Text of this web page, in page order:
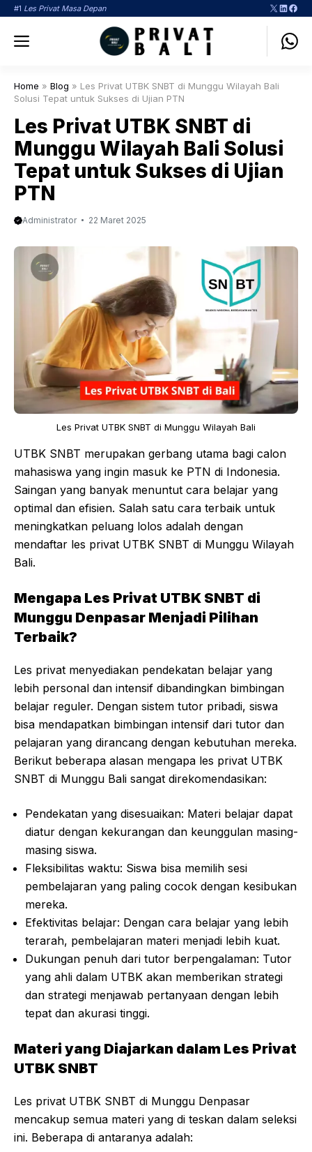
Langsung
#1 Les Privat Masa Depan X
Menu
Home » Blog » Les Privat UTBK SNBT di Munggu Wilayah Bali
Solusi Tepat untuk Sukses di Ujian PTN
Les Privat UTBK SNBT di
Munggu Wilayah Bali Solusi
Tepat untuk Sukses di Ujian
PTN
Administrator 22 Maret 2025
Les Privat UTBK SNBT di Munggu Wilayah Bali
UTBK SNBT merupakan gerbang utama bagi calon
mahasiswa yang ingin masuk ke PTN di Indonesia.
Saingan yang banyak menuntut cara belajar yang
optimal dan efisien. Salah satu cara terbaik untuk
meningkatkan peluang lolos adalah dengan
mendaftar les privat UTBK SNBT di Munggu Wilayah
Bali.
Mengapa Les Privat UTBK SNBT di
Munggu Denpasar Menjadi Pilihan
Terbaik?
Les privat menyediakan pendekatan belajar yang
lebih personal dan intensif dibandingkan bimbingan
belajar reguler. Dengan sistem tutor pribadi, siswa
bisa mendapatkan bimbingan intensif dari tutor dan
pelajaran yang dirancang dengan kebutuhan mereka.
Berikut beberapa alasan mengapa les privat UTBK
SNBT di Munggu Bali sangat direkomendasikan:
Pendekatan yang disesuaikan: Materi belajar dapat
diatur dengan kekurangan dan keunggulan masing-
masing siswa.
Fleksibilitas waktu: Siswa bisa memilih sesi
pembelajaran yang paling cocok dengan kesibukan
mereka.
Efektivitas belajar: Dengan cara belajar yang lebih
terarah, pembelajaran materi menjadi lebih kuat.
Dukungan penuh dari tutor berpengalaman: Tutor
yang ahli dalam UTBK akan memberikan strategi
dan strategi menjawab pertanyaan dengan lebih
tepat dan akurasi tinggi.
Materi yang Diajarkan dalam Les Privat
UTBK SNBT
Les privat UTBK SNBT di Munggu Denpasar
mencakup semua materi yang di teskan dalam seleksi
ini. Beberapa di antaranya adalah: